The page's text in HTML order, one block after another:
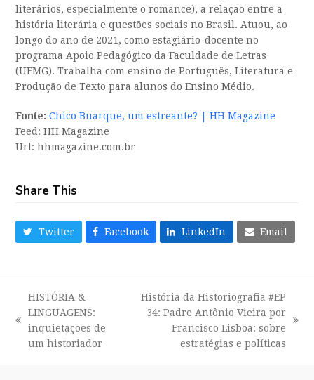
literários, especialmente o romance), a relação entre a
história literária e questões sociais no Brasil. Atuou, ao
longo do ano de 2021, como estagiário-docente no
programa Apoio Pedagógico da Faculdade de Letras
(UFMG). Trabalha com ensino de Português, Literatura e
Produção de Texto para alunos do Ensino Médio.
Fonte: Chico Buarque, um estreante? | HH Magazine
Feed: HH Magazine
Url: hhmagazine.com.br
Share This
Twitter Facebook LinkedIn Email
previous
post:
HISTÓRIA &
LINGUAGENS:
inquietações de
um historiador
História da Historiografia #EP
34: Padre Antônio Vieira por
Francisco Lisboa: sobre
estratégias e políticas